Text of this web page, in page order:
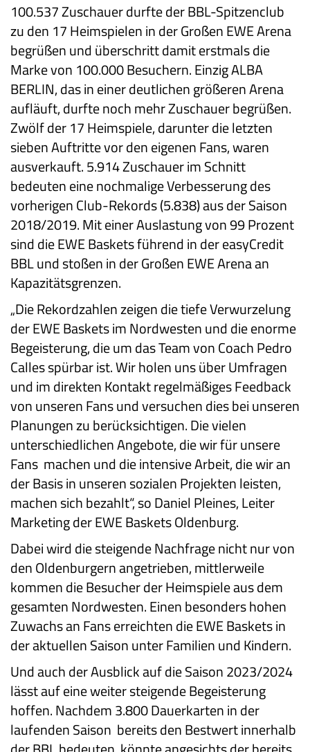
100.537 Zuschauer durfte der BBL-Spitzenclub
zu den 17 Heimspielen in der Großen EWE Arena
begrüßen und überschritt damit erstmals die
Marke von 100.000 Besuchern. Einzig ALBA
BERLIN, das in einer deutlichen größeren Arena
aufläuft, durfte noch mehr Zuschauer begrüßen.
Zwölf der 17 Heimspiele, darunter die letzten
sieben Auftritte vor den eigenen Fans, waren
ausverkauft. 5.914 Zuschauer im Schnitt
bedeuten eine nochmalige Verbesserung des
vorherigen Club-Rekords (5.838) aus der Saison
2018/2019. Mit einer Auslastung von 99 Prozent
sind die EWE Baskets führend in der easyCredit
BBL und stoßen in der Großen EWE Arena an
Kapazitätsgrenzen.
„Die Rekordzahlen zeigen die tiefe Verwurzelung
der EWE Baskets im Nordwesten und die enorme
Begeisterung, die um das Team von Coach Pedro
Calles spürbar ist. Wir holen uns über Umfragen
und im direkten Kontakt regelmäßiges Feedback
von unseren Fans und versuchen dies bei unseren
Planungen zu berücksichtigen. Die vielen
unterschiedlichen Angebote, die wir für unsere
Fans machen und die intensive Arbeit, die wir an
der Basis in unseren sozialen Projekten leisten,
machen sich bezahlt“, so Daniel Pleines, Leiter
Marketing der EWE Baskets Oldenburg.
Dabei wird die steigende Nachfrage nicht nur von
den Oldenburgern angetrieben, mittlerweile
kommen die Besucher der Heimspiele aus dem
gesamten Nordwesten. Einen besonders hohen
Zuwachs an Fans erreichten die EWE Baskets in
der aktuellen Saison unter Familien und Kindern.
Und auch der Ausblick auf die Saison 2023/2024
lässt auf eine weiter steigende Begeisterung
hoffen. Nachdem 3.800 Dauerkarten in der
laufenden Saison bereits den Bestwert innerhalb